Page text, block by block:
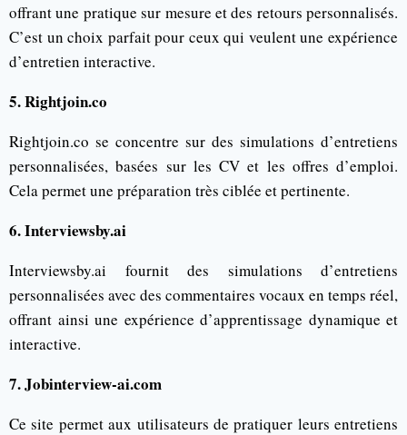
offrant une pratique sur mesure et des retours personnalisés.
C’est un choix parfait pour ceux qui veulent une expérience
d’entretien interactive.
5. Rightjoin.co
Rightjoin.co se concentre sur des simulations d’entretiens
personnalisées, basées sur les CV et les offres d’emploi.
Cela permet une préparation très ciblée et pertinente.
6. Interviewsby.ai
Interviewsby.ai fournit des simulations d’entretiens
personnalisées avec des commentaires vocaux en temps réel,
offrant ainsi une expérience d’apprentissage dynamique et
interactive.
7. Jobinterview-ai.com
Ce site permet aux utilisateurs de pratiquer leurs entretiens